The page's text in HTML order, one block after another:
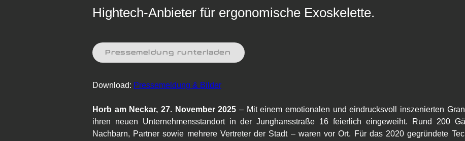
Hightech-Anbieter für ergonomische Exoskelette.
Download: Pressemeldung & Bilder
Horb am Neckar, 27. November 2025 – Mit einem emotionalen und eindrucksvoll inszenierten
ihren neuen Unternehmensstandort in der Junghansstraße 16 feierlich eingeweiht. Rund 200
Nachbarn, Partner sowie mehrere Vertreter der Stadt – waren vor Ort. Für das 2020 gegründete
Pressemeldung runterladen